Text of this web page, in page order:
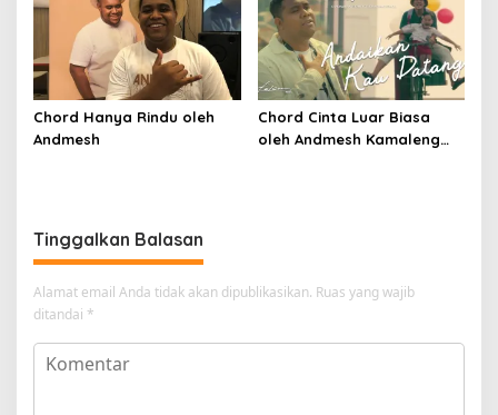
Chord Hanya Rindu oleh
Andmesh
Chord Cinta Luar Biasa
oleh Andmesh Kamaleng
Tinggalkan Balasan
Alamat email Anda tidak akan dipublikasikan. Ruas yang wajib
ditandai *